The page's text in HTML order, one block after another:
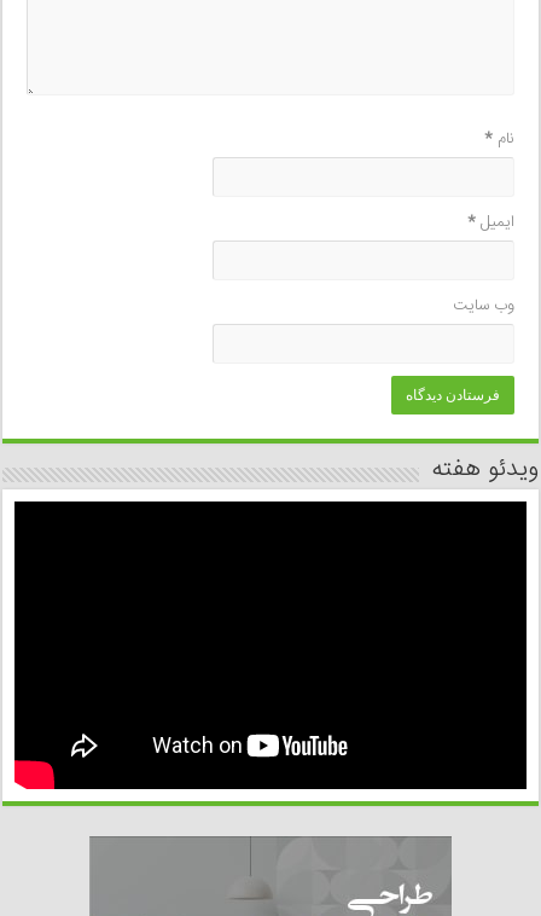
نام*
ایمیل*
وب‌ سایت
ویدئو هفته